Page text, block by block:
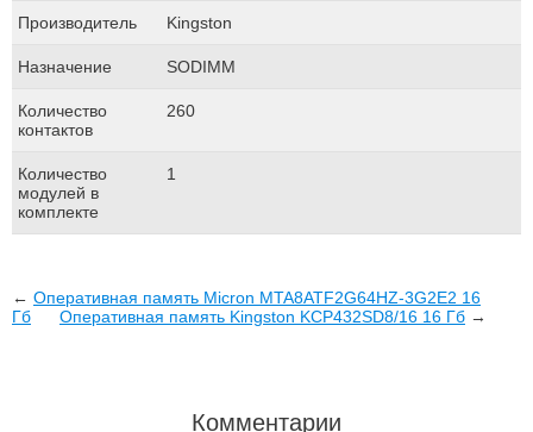
Производитель Kingston
Назначение SODIMM
Количество
контактов
260
Количество
модулей в
комплекте
1
← Оперативная память Micron MTA8ATF2G64HZ-3G2E2 16
Гб
Оперативная память Kingston KCP432SD8/16 16 Гб →
Комментарии